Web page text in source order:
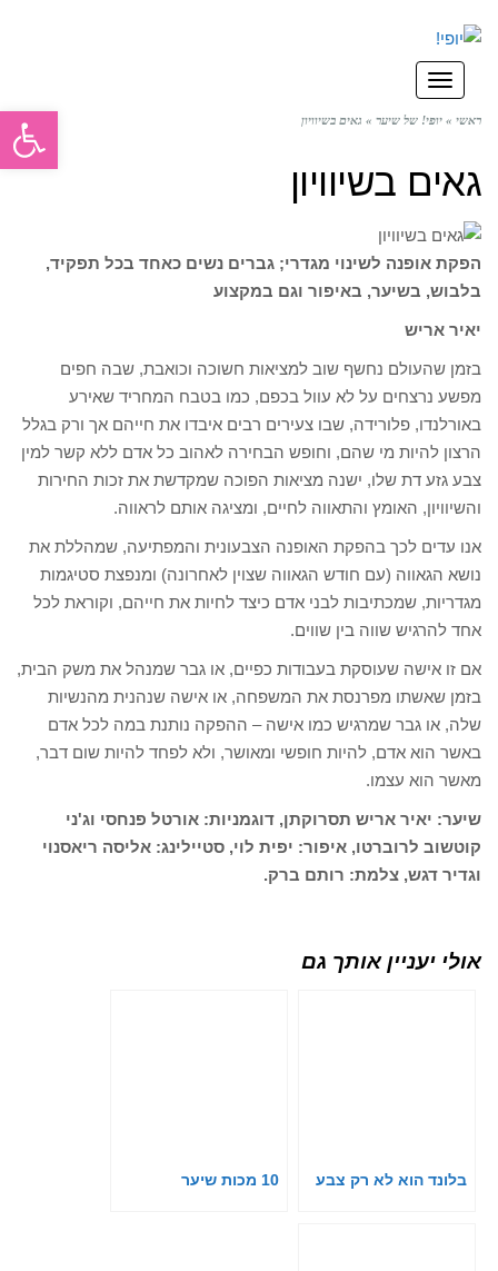
תפריט
ראשי » יופי! של שיער » גאים בשיוויון
גאים בשיוויון
הפקת אופנה לשינוי מגדרי; גברים נשים כאחד בכל תפקיד,
בלבוש, בשיער, באיפור וגם במקצוע
יאיר אריש
בזמן שהעולם נחשף שוב למציאות חשוכה וכואבת, שבה חפים
מפשע נרצחים על לא עוול בכפם, כמו בטבח המחריד שאירע
באורלנדו, פלורידה, שבו צעירים רבים איבדו את חייהם אך ורק בגלל
הרצון להיות מי שהם, וחופש הבחירה לאהוב כל אדם ללא קשר למין
צבע גזע דת שלו, ישנה מציאות הפוכה שמקדשת את זכות החירות
והשיוויון, האומץ והתאווה לחיים, ומציגה אותם לראווה.
אנו עדים לכך בהפקת האופנה הצבעונית והמפתיעה, שמהללת את
נושא הגאווה (עם חודש הגאווה שצוין לאחרונה) ומנפצת סטיגמות
מגדריות, שמכתיבות לבני אדם כיצד לחיות את חייהם, וקוראת לכל
אחד להרגיש שווה בין שווים.
אם זו אישה שעוסקת בעבודות כפיים, או גבר שמנהל את משק הבית,
בזמן שאשתו מפרנסת את המשפחה, או אישה שנהנית מהנשיות
שלה, או גבר שמרגיש כמו אישה – ההפקה נותנת במה לכל אדם
באשר הוא אדם, להיות חופשי ומאושר, ולא לפחד להיות שום דבר,
מאשר הוא עצמו.
שיער: יאיר אריש תסרוקתן, דוגמניות: אורטל פנחסי וג'ני
קוטשוב לרוברטו, איפור: יפית לוי, סטיילינג: אליסה ריאסנוי
וגדיר דגש, צלמת: רותם ברק.
אולי יעניין אותך גם
בלונד הוא לא רק צבע 10 מכות שיער
פתח